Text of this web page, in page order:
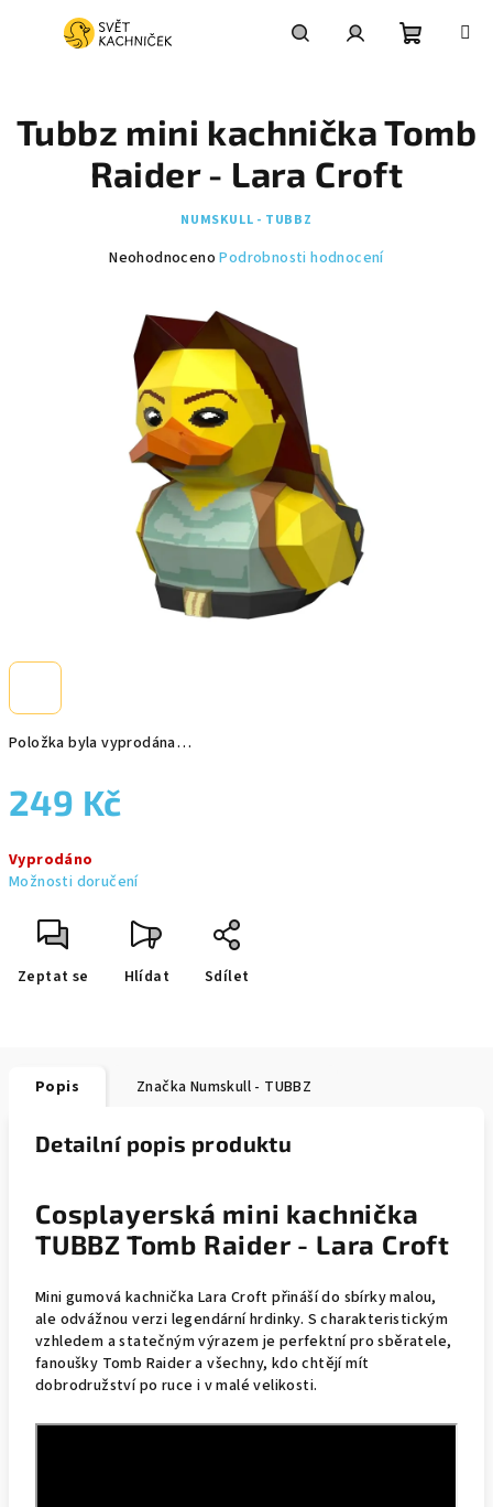
košík
Položka byla vyprodána…
249 Kč
cena:
Vyprodáno
Možnosti doručení
Zeptat se Hlídat Sdílet
Tubbz mini kachnička Tomb
Raider - Lara Croft
NUMSKULL - TUBBZ
Průměrné
hvězdiček.
Neohodnoceno Podrobnosti hodnocení
Popis Značka Numskull - TUBBZ
Detailní popis produktu
Cosplayerská mini kachnička
TUBBZ Tomb Raider - Lara Croft
Mini gumová kachnička Lara Croft přináší do sbírky malou,
ale odvážnou verzi legendární hrdinky. S charakteristickým
vzhledem a statečným výrazem je perfektní pro sběratele,
fanoušky Tomb Raider a všechny, kdo chtějí mít
dobrodružství po ruce i v malé velikosti.